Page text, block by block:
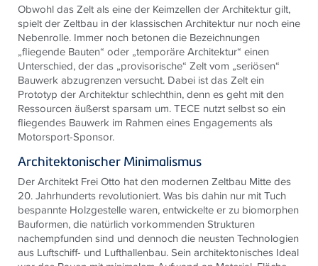
Obwohl das Zelt als eine der Keimzellen der Architektur gilt,
spielt der Zeltbau in der klassischen Architektur nur noch eine
Nebenrolle. Immer noch betonen die Bezeichnungen
„fliegende Bauten“ oder „temporäre Architektur“ einen
Unterschied, der das „provisorische“ Zelt vom „seriösen“
Bauwerk abzugrenzen versucht. Dabei ist das Zelt ein
Prototyp der Architektur schlechthin, denn es geht mit den
Ressourcen äußerst sparsam um.TECE nutzt selbst so ein
fliegendes Bauwerk im Rahmen eines Engagements als
Motorsport-Sponsor.
Architektonischer Minimalismus
Der Architekt Frei Otto hat den modernen Zeltbau Mitte des
20. Jahrhunderts revolutioniert. Was bis dahin nur mit Tuch
bespannte Holzgestelle waren, entwickelte er zu biomorphen
Bauformen, die natürlich vorkommenden Strukturen
nachempfunden sind und dennoch die neusten Technologien
aus Luftschiff- und Lufthallenbau. Sein architektonisches Ideal